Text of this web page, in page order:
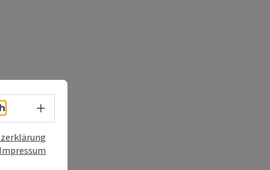
Sprachwahl - Menü öffnen